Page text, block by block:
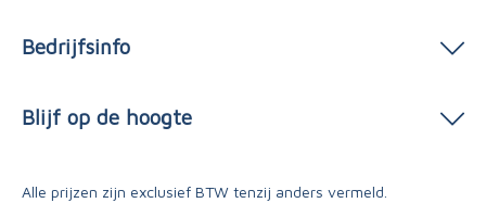
Bedrijfsinfo
Blijf op de hoogte
Alle prijzen zijn exclusief BTW tenzij anders vermeld.